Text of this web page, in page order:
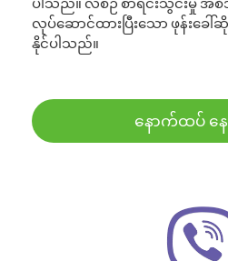
လုပ်ဆောင်ထားပြီးသော ဖုန်းခေ
နိုင်ပါသည်။
နောက်ထပ် နေ